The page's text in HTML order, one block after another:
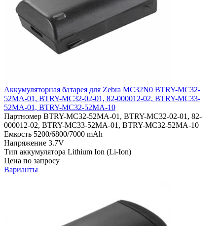
Аккумуляторная батарея для Zebra MC32N0 BTRY-MC32-
52MA-01, BTRY-MC32-02-01, 82-000012-02, BTRY-MC33-
52MA-01, BTRY-MC32-52MA-10
Партномер BTRY-MC32-52MA-01, BTRY-MC32-02-01, 82-
000012-02, BTRY-MC33-52MA-01, BTRY-MC32-52MA-10
Емкость 5200/6800/7000 mAh
Напряжение 3.7V
Тип аккумулятора Lithium Ion (Li-Ion)
Цена по запросу
Варианты